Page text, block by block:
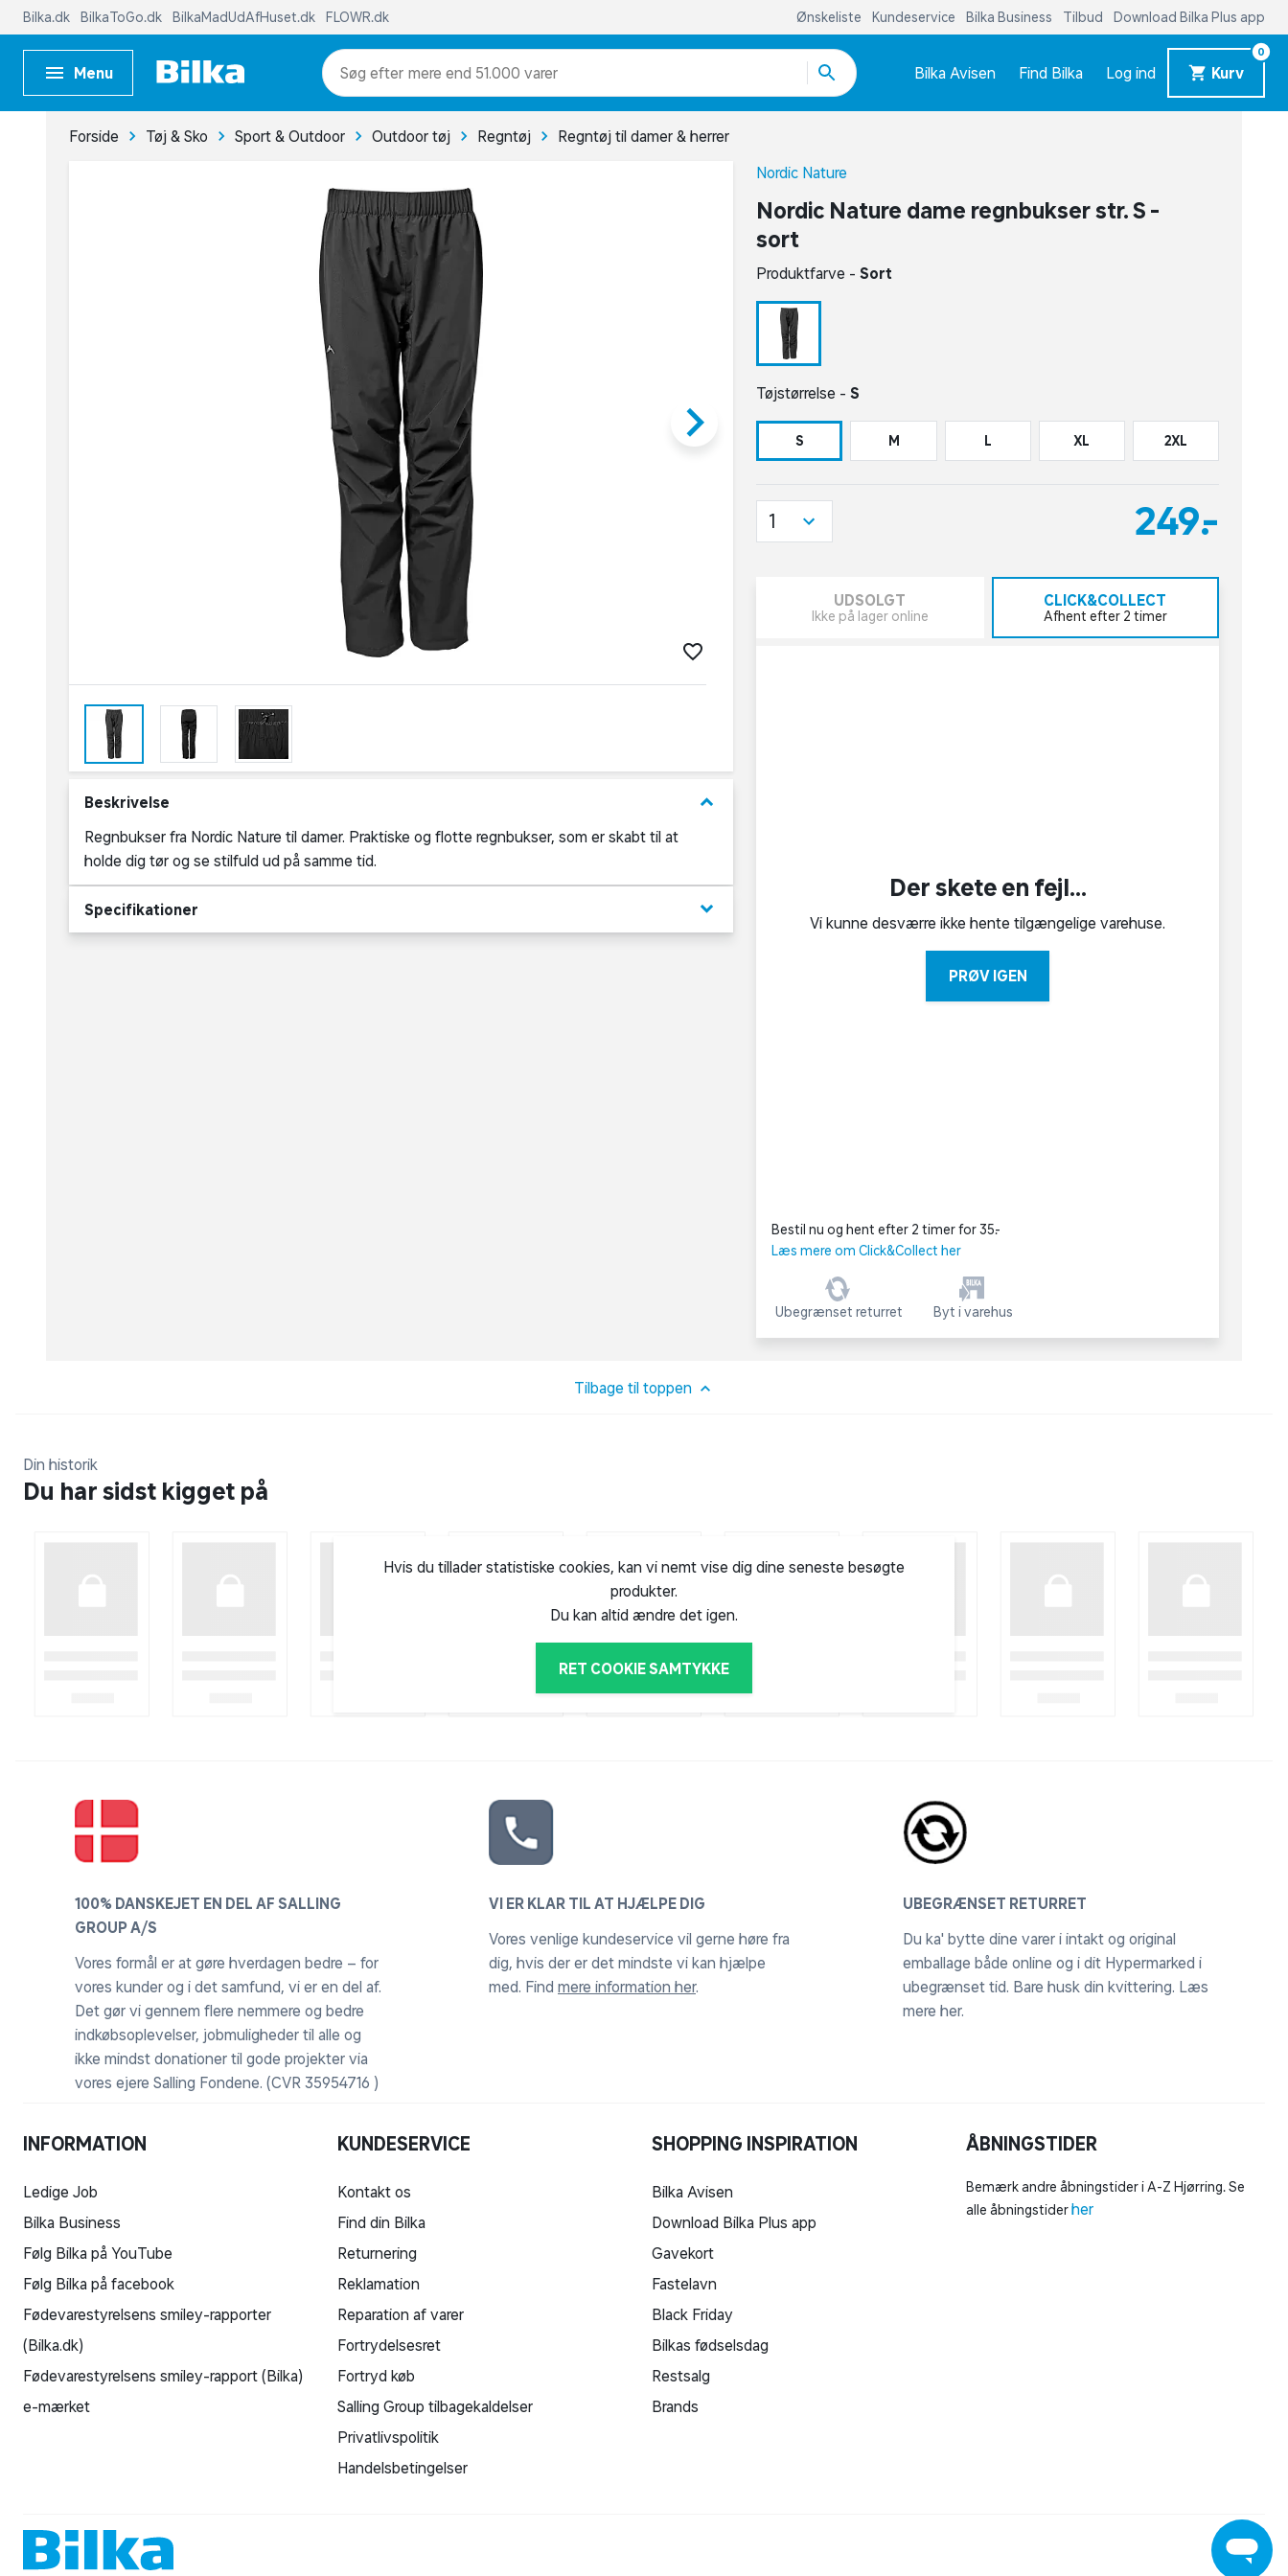
Bilka.dk BilkaToGo.dk BilkaMadUdAfHuset.dk FLOWR.dk Ønskeliste Kundeservice Bilka Business Tilbud Download Bilka Plus app
Menu mere end 51.000 varer Bilka Avisen Find Bilka Log ind Kurv
0
Forside Tøj & Sko Sport & Outdoor Outdoor tøj Regntøj Regntøj til damer & herrer
keyboard_arrow_right
Beskrivelse keyboard_arrow_down
Regnbukser fra Nordic Nature til damer. Praktiske og flotte regnbukser, som er skabt til at
holde dig tør og se stilfuld ud på samme tid.
Specifikationer keyboard_arrow_down
Nordic Nature
Nordic Nature dame regnbukser str. S -
sort
Produktfarve -Sort
Tøjstørrelse -S
S M L XL 2XL
249,-
1
UDSOLGT
Ikke på lager online
CLICK&COLLECT
Afhent efter 2 timer
Der skete en fejl...
Vi kunne desværre ikke hente tilgængelige varehuse.
PRØV IGEN
Bestil nu og hent efter 2 timer for 35,-
Læs mere om Click&Collect her
Ubegrænset returret Byt i varehus
Tilbage til toppen
Din historik
Du har sidst kigget på
Hvis du tillader statistiske cookies, kan vi nemt vise dig dine seneste besøgte
produkter.
Du kan altid ændre det igen.
RET COOKIE SAMTYKKE
100% DANSKEJET EN DEL AF SALLING
GROUP A/S
Vores formål er at gøre hverdagen bedre – for
vores kunder og i det samfund, vi er en del af.
Det gør vi gennem flere nemmere og bedre
indkøbsoplevelser, jobmuligheder til alle og
ikke mindst donationer til gode projekter via
vores ejere Salling Fondene. (CVR 35954716 )
VI ER KLAR TIL AT HJÆLPE DIG
Vores venlige kundeservice vil gerne høre fra
dig, hvis der er det mindste vi kan hjælpe
med. Find mere information her.
UBEGRÆNSET RETURRET
Du ka' bytte dine varer i intakt og original
emballage både online og i dit Hypermarked i
ubegrænset tid. Bare husk din kvittering. Læs
mere her.
INFORMATION
Ledige Job
Bilka Business
Følg Bilka på YouTube
Følg Bilka på facebook
Fødevarestyrelsens smiley-rapporter
(Bilka.dk)
Fødevarestyrelsens smiley-rapport (Bilka)
e-mærket
KUNDESERVICE
Kontakt os
Find din Bilka
Returnering
Reklamation
Reparation af varer
Fortrydelsesret
Fortryd køb
Salling Group tilbagekaldelser
Privatlivspolitik
Handelsbetingelser
SHOPPING INSPIRATION
Bilka Avisen
Download Bilka Plus app
Gavekort
Fastelavn
Black Friday
Bilkas fødselsdag
Restsalg
Brands
ÅBNINGSTIDER
Bemærk andre åbningstider i A-Z Hjørring. Se
alle åbningstiderher